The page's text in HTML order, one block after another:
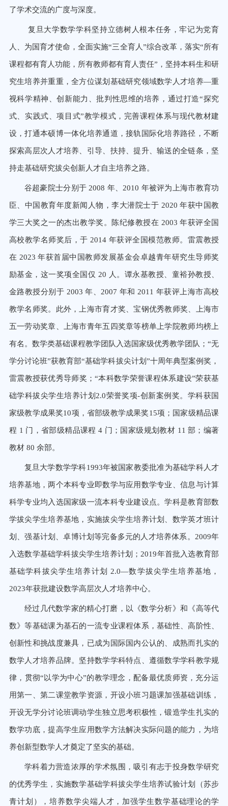
了学术交流的广度与深度。
复旦大学数学学科坚持立德树人根本任务，牢记为党育
人、为国育才使命，全面实施“三全育人”综合改革，落实“所有
课程都有育人功能，所有教师都有育人责任”，坚持本科生和研
究生培养并重重，全方位谋划基础研究领域数学人才培养―重
视科学精神、创新能力、批判性思维的培养，通过打造“探究
式、实践式、项目式”教学模式，完善课程体系与现代教材建
设，打通本硕博一体化培养通道，接轨国际化培养路径，不断
探索高层次人才培养、引导、扶持、提升、输送的全链条，坚
持走基础研究拔尖创新人才自主培养之路。
谷超豪院士分别于 2008 年、 2010 年被评为上海市教育功
臣、中国教育年度新闻人物，李大潜院士于 2020年获中国教
学三大奖之一的杰出教学奖。陈纪修教授在 2003年获评全国
高校教学名师奖后，于 2014 年获评全国模范教师。雷震教授
在 2023年获首届中国教师发展基金会卓越青年研究生导师奖
励基金，这一奖项全国仅 20 人。谭永基教授、童裕孙教授、
金路教授分别于 2003年、 2007 年和 2011 年获评上海市高校
教学名师奖。此外，上海市育才奖、宝钢优秀教师奖、上海市
五一劳动奖章、上海市青年五四奖章等榜单上学院教师均榜上
有名。数学类基础课程教学团队入选国家级优秀教学团队；“无
学分讨论班”获教育部“基础学科拔尖计划”十周年典型案例奖，
雷震教授获优秀导师奖；“本科数学荣誉课程体系建设”荣获基
础学科拔尖学生培养计划 2.0荣誉奖项-创新案例奖。学科获国
家级教学成果奖10项，省部级教学成果奖15项； 国家级精品课
程 1 门，省部级精品课程4 门；国家级规划教材 11 部；编著
教材 80 余部。
复旦大学数学学科1993年被国家教委批准为基础学科人才
培养基地，两个本科专业即数学与应用数学专业、信息与计算
科学专业均入选国家级一流本科专业建设点。学科是教育部数
学拔尖学生培养基地，实施拔尖学生培养计划、数学英才班计
划、强基计划、卓博计划等完备多元的人才培养体系。2009年
入选数学基础学科拔尖学生培养计划；2019年首批入选教育部
基础学科拔尖学生培养计划 2.0—数学拔尖学生培养基地，
2023年获批建设数学高层次人才培养中心。
经过几代数学家的精心打磨，以《数学分析》和《高等代
数》等基础课为基石的一流专业课程体系，基础性、高阶性、
创新性和挑战度兼具，已成为国际国内公认的、成熟而扎实的
数学人才培养品牌。坚持数学学科特点、遵循数学学科教学规
律，贯彻“以学为中心”的教学理念，配备最优质师资，充分运
用第一、第二课堂教学资源，开设小班习题课加强基础训练，
开设无学分讨论班调动学生独立思考积极性，锻造学生扎实的
数学功底，提高学生应用数学方法解决实际问题的能力，为培
养创新型数学人才奠定了坚实的基础。
学科着力营造浓厚的学术氛围，吸引有志于投身数学研究
的优秀学生，实施数学基础学科拔尖学生培养试验计划（苏步
青计划），培养数学尖端人才，加强学生数学基础理论的学